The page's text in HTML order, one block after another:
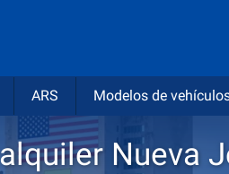
ARS Modelos de
Nueva